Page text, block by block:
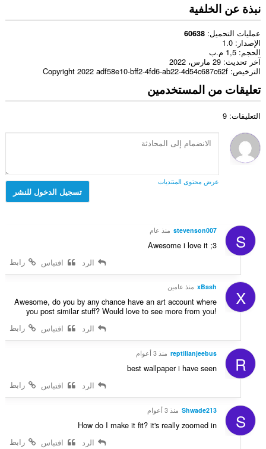
نبذة عن الخلفية
عمليات التحميل 60638
الإصدار
1.0
الحجم 1,5 م.ب
آخر تحديث 29 مارس، 2022
الترخيص Copyright 2022 adf58e10-bff2-4fd6-ab22-4d54c687c62f
تعليقات من المستخدمين
التعليقات: 9
عرض محتوى المنتديات
تسجيل الدخول للنشر
S
stevenson007 منذ عام
Awesome i love it ;3
رابط
الرد اقتباس
X
xBash منذ عامين
Awesome, do you by any chance have an art account where
you post similar stuff? Would love to see more from you!
رابط
الرد اقتباس
R
reptilianjeebus منذ 3 أعوام
best wallpaper i have seen
رابط
الرد اقتباس
S
Shwade213 منذ 3 أعوام
How do I make it fit? it's really zoomed in
رابط
الرد اقتباس